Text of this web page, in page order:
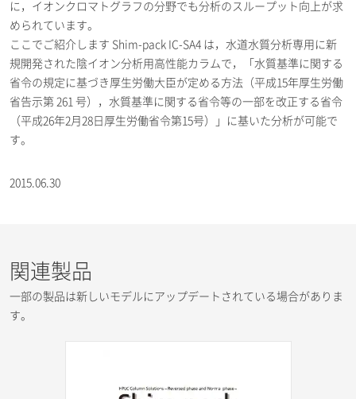
に，イオンクロマトグラフの分野でも分析のスループット向上が求
められています。
ここでご紹介します Shim-pack IC-SA4 は，水道水質分析専用に新
規開発された陰イオン分析用高性能カラムで，「水質基準に関する
省令の規定に基づき厚生労働大臣が定める方法（平成15年厚生労働
省告示第 261 号），水質基準に関する省令等の一部を改正する省令
（平成26年2月28日厚生労働省令第15号）」に基いた分析が可能で
す。
2015.06.30
関連製品
一部の製品は新しいモデルにアップデートされている場合がありま
す。